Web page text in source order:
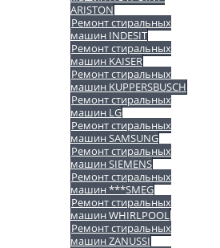
ARISTON
Ремонт стиральных
машин INDESIT
Ремонт стиральных
машин KAISER
Ремонт стиральных
машин KUPPERSBUSCH
Ремонт стиральных
машин LG
Ремонт стиральных
машин SAMSUNG
Ремонт стиральных
машин SIEMENS
Ремонт стиральных
машин ***SMEG
Ремонт стиральных
машин WHIRLPOOL
Ремонт стиральных
машин ZANUSSI